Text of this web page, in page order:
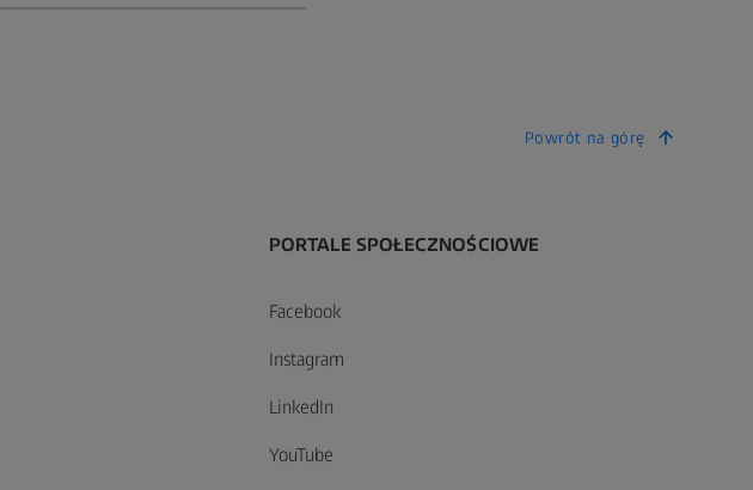
Powrót na górę
PORTALE SPOŁECZNOŚCIOWE
Facebook
Instagram
LinkedIn
YouTube